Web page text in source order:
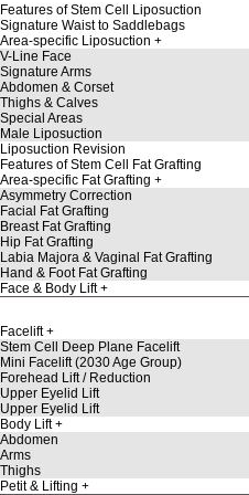
Features of Stem Cell Liposuction
Signature Waist to Saddlebags
Area-specific Liposuction
V-Line Face
Signature Arms
Abdomen & Corset
Thighs & Calves
Special Areas
Male Liposuction
Liposuction Revision
Features of Stem Cell Fat Grafting
Area-specific Fat Grafting
Asymmetry Correction
Facial Fat Grafting
Breast Fat Grafting
Hip Fat Grafting
Labia Majora & Vaginal Fat Grafting
Hand & Foot Fat Grafting
Face & Body Lift
Facelift
Stem Cell Deep Plane Facelift
Mini Facelift (2030 Age Group)
Forehead Lift / Reduction
Upper Eyelid Lift
Upper Eyelid Lift
Body Lift
Abdomen
Arms
Thighs
Petit & Lifting